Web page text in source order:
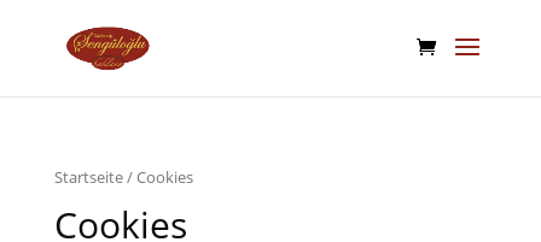
Startseite/ Cookies
Cookies